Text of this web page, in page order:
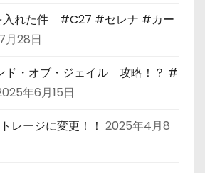
入れた件 #C27 #セレナ #カー
月28日
ド・オブ・ジェイル 攻略！？ #
年6月15日
レージに変更！！ 2025年4月8